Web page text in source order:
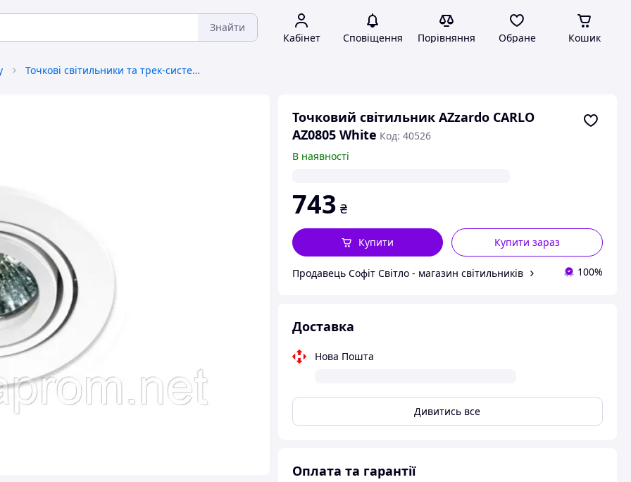
Знайти
Кабінет Сповіщення Порівняння Обране Кошик
Точкові світильники та трек-системи
Точковий світильник AZzardo CARLO
AZ0805 White Код: 40526
В наявності
743 ₴
Купити зараз
Купити
Продавець Софіт Світло - магазин світильників 100%
Доставка
Нова Пошта
Дивитись все
Оплата та гарантії